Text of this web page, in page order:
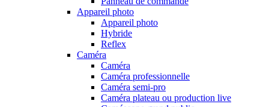
Appareil photo
Appareil photo
Hybride
Reflex
Caméra
Caméra
Caméra professionnelle
Caméra semi-pro
Caméra plateau ou production live